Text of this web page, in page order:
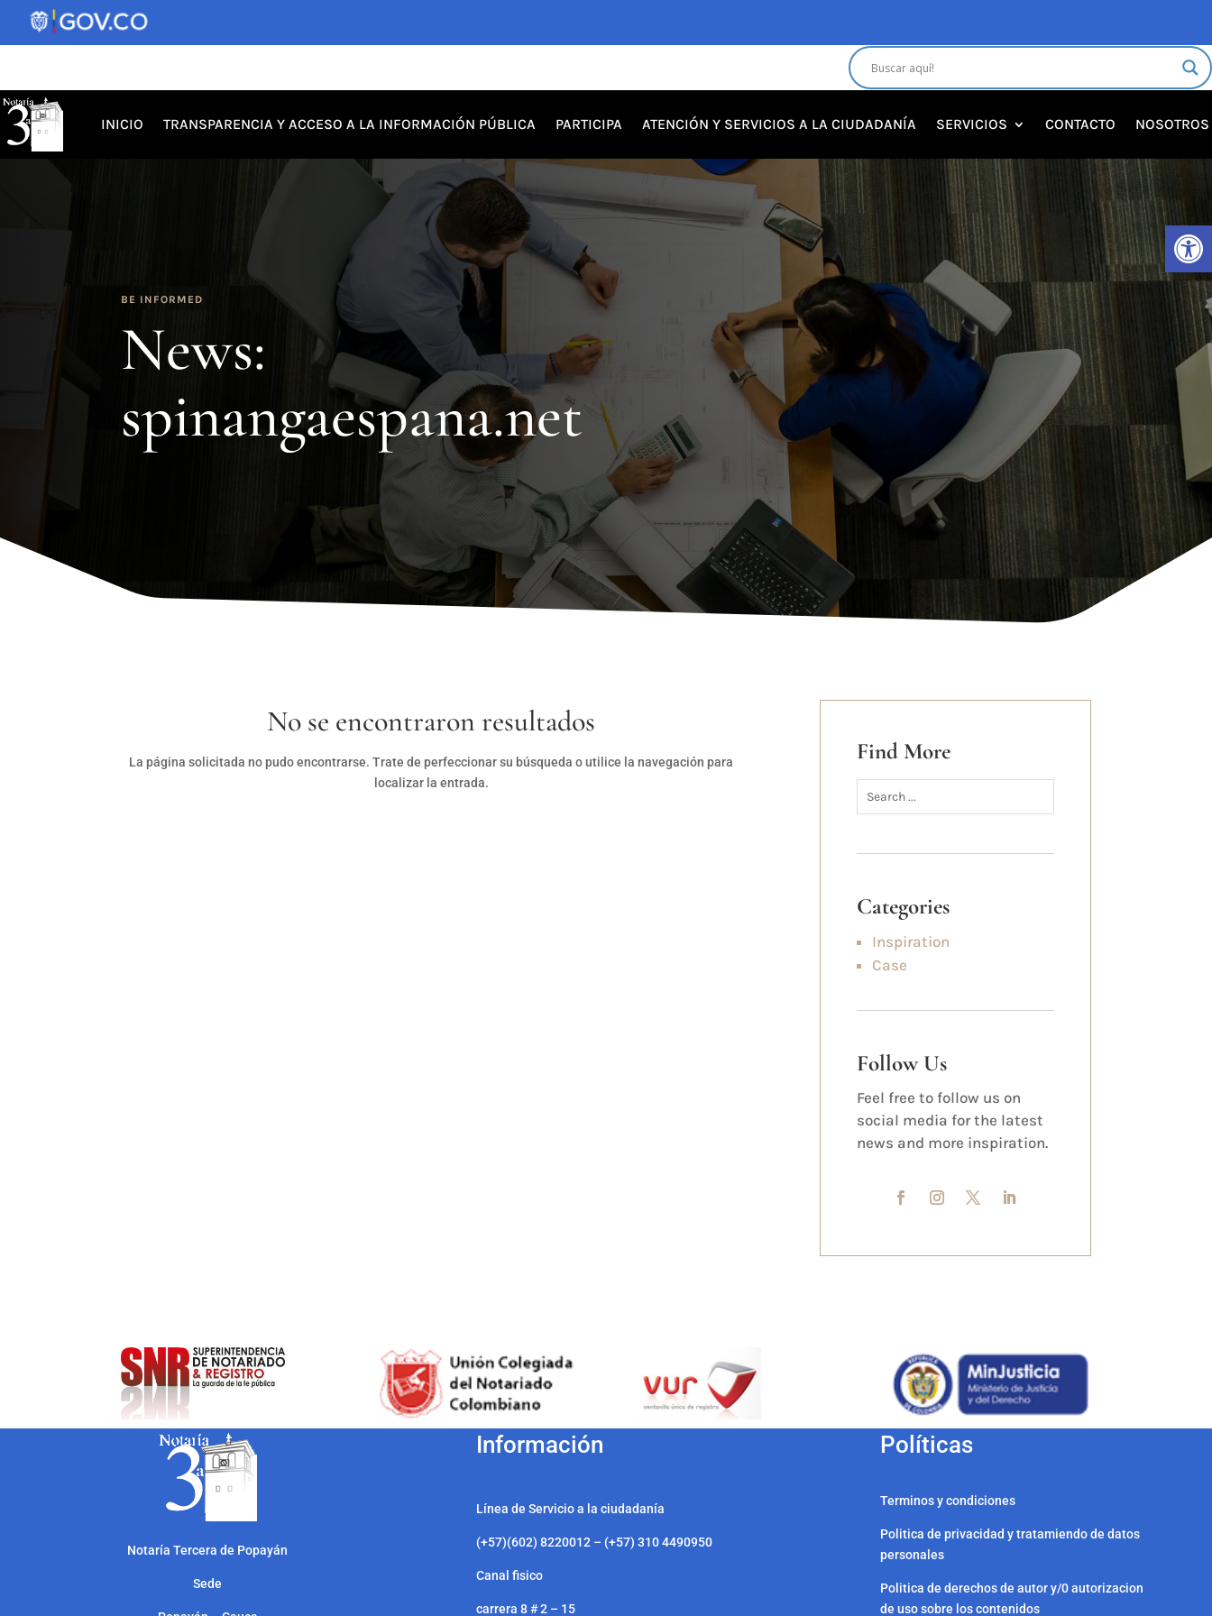
Abrir
INICIO TRANSPARENCIA Y ACCESO A LA INFORMACIÓN PÚBLICA PARTICIPA ATENCIÓN Y SERVICIOS A LA CIUDADANÍA SERVICIOS CONTACTO NOSOTROS
BE INFORMED
News:
spinangaespana.net
No se encontraron resultados
La página solicitada no pudo encontrarse. Trate de perfeccionar su búsqueda o utilice la navegación para
localizar la entrada.
Find More
Categories
Inspiration
Case
Follow Us
Feel free to follow us on
social media for the latest
news and more inspiration.
Notaría Tercera de Popayán
Sede
Información
Línea de Servicio a la ciudadanía
(+57)(602) 8220012 – (+57) 310 4490950
Canal fisico
carrera 8 # 2 – 15
Políticas
Terminos y condiciones
Politica de privacidad y tratamiendo de datos
personales
Politica de derechos de autor y/0 autorizacion
de uso sobre los contenidos